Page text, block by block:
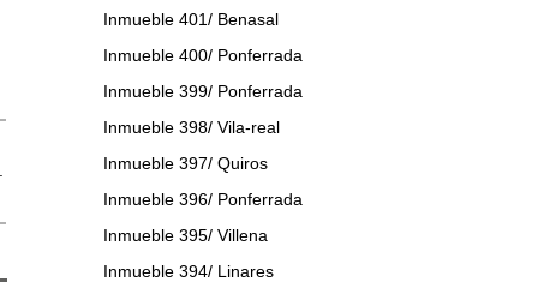
Inmueble 401/ Benasal
Inmueble 400/ Ponferrada
Inmueble 399/ Ponferrada
Inmueble 398/ Vila-real
Inmueble 397/ Quiros
Inmueble 396/ Ponferrada
Inmueble 395/ Villena
Inmueble 394/ Linares